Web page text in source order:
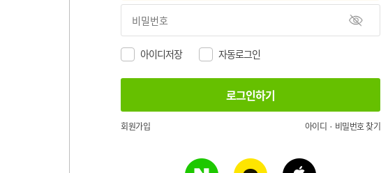
아이디저장 자동로그인
회원가입 아이디 · 비밀번호 찾기